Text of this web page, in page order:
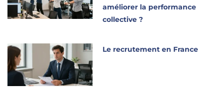
améliorer la performance
collective ?
Le recrutement en France